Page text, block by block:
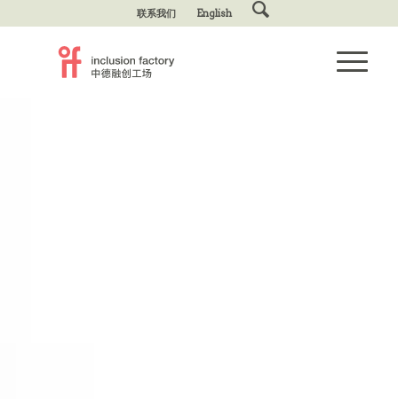
联系我们 English